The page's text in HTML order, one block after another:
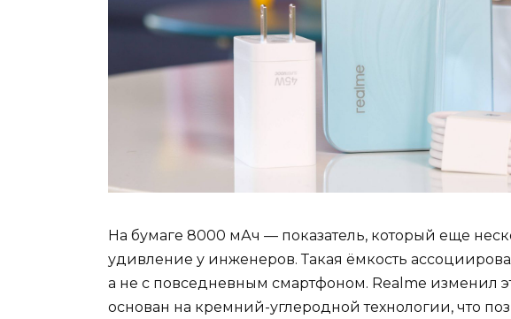
На бумаге 8000 мАч — показатель, который еще
удивление у инженеров. Такая ёмкость
а не с повседневным смартфоном. Realme изменил
основан на кремний-углеродной технологии, что